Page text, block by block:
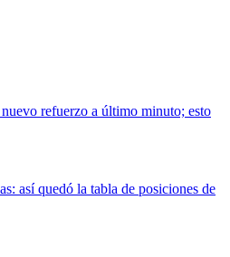
refuerzo a último minuto; esto
así quedó la tabla de posiciones de